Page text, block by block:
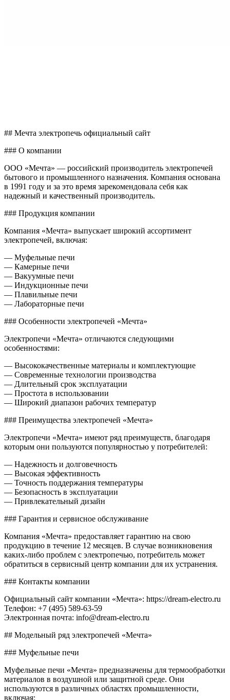
## Мечта электропечь официальный сайт
### О компании
ООО «Мечта» — российский производитель электропечей
бытового и промышленного назначения. Компания основана
в 1991 году и за это время зарекомендовала себя как
надежный и качественный производитель.
### Продукция компании
Компания «Мечта» выпускает широкий ассортимент
электропечей, включая:
— Муфельные печи
— Камерные печи
— Вакуумные печи
— Индукционные печи
— Плавильные печи
— Лабораторные печи
### Особенности электропечей «Мечта»
Электропечи «Мечта» отличаются следующими
особенностями:
— Высококачественные материалы и комплектующие
— Современные технологии производства
— Длительный срок эксплуатации
— Простота в использовании
— Широкий диапазон рабочих температур
### Преимущества электропечей «Мечта»
Электропечи «Мечта» имеют ряд преимуществ, благодаря
которым они пользуются популярностью у потребителей:
— Надежность и долговечность
— Высокая эффективность
— Точность поддержания температуры
— Безопасность в эксплуатации
— Привлекательный дизайн
### Гарантия и сервисное обслуживание
Компания «Мечта» предоставляет гарантию на свою
продукцию в течение 12 месяцев. В случае возникновения
каких-либо проблем с электропечью, потребитель может
обратиться в сервисный центр компании для их устранения.
### Контакты компании
Официальный сайт компании «Мечта»: https://dream-electro.ru
Телефон: +7 (495) 589-63-59
Электронная почта: info@dream-electro.ru
## Модельный ряд электропечей «Мечта»
### Муфельные печи
Муфельные печи «Мечта» предназначены для термообработки
материалов в воздушной или защитной среде. Они
используются в различных областях промышленности,
включая: